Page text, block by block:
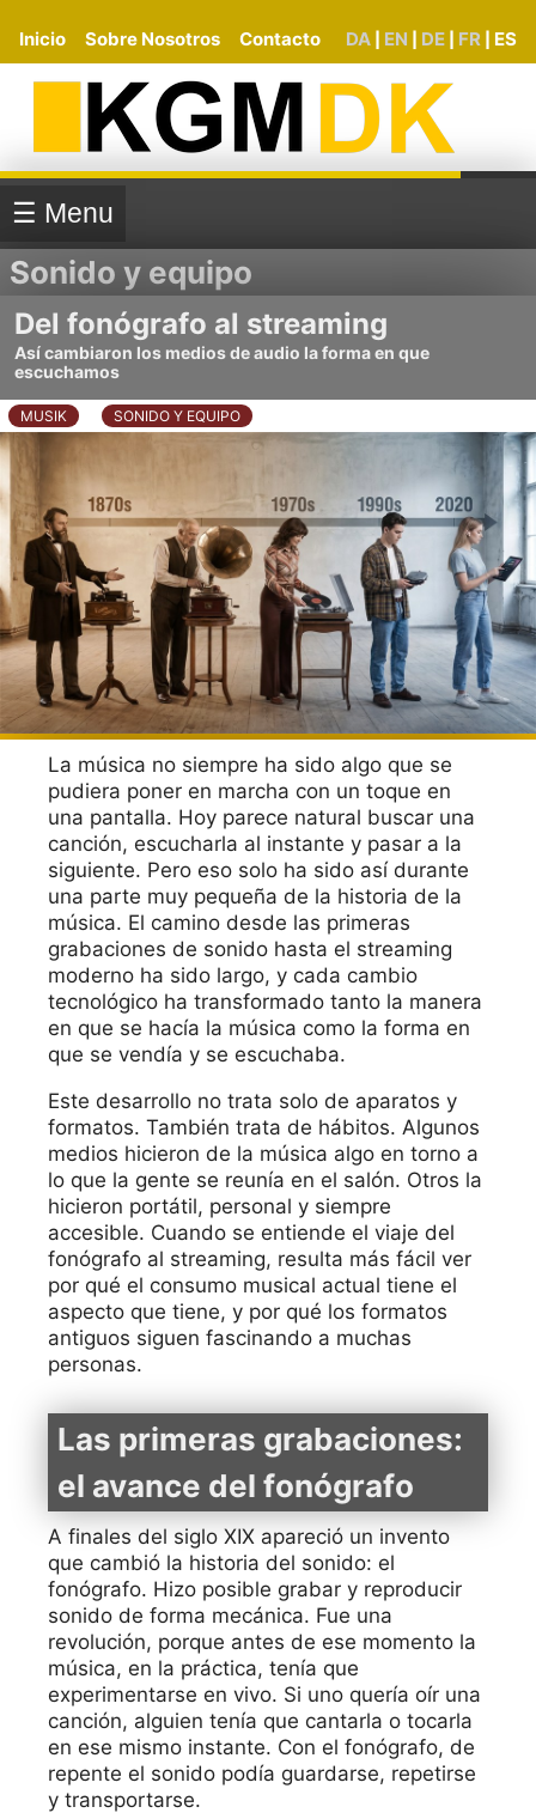
Inicio Sobre Nosotros Contacto DA EN DE FR ES
☰ Menu
Sonido y equipo
Del fonógrafo al streaming
Así cambiaron los medios de audio la forma en que
escuchamos
MUSIK SONIDO Y EQUIPO
La música no siempre ha sido algo que se
pudiera poner en marcha con un toque en
una pantalla. Hoy parece natural buscar una
canción, escucharla al instante y pasar a la
siguiente. Pero eso solo ha sido así durante
una parte muy pequeña de la historia de la
música. El camino desde las primeras
grabaciones de sonido hasta el streaming
moderno ha sido largo, y cada cambio
tecnológico ha transformado tanto la manera
en que se hacía la música como la forma en
que se vendía y se escuchaba.
Este desarrollo no trata solo de aparatos y
formatos. También trata de hábitos. Algunos
medios hicieron de la música algo en torno a
lo que la gente se reunía en el salón. Otros la
hicieron portátil, personal y siempre
accesible. Cuando se entiende el viaje del
fonógrafo al streaming, resulta más fácil ver
por qué el consumo musical actual tiene el
aspecto que tiene, y por qué los formatos
antiguos siguen fascinando a muchas
personas.
Las primeras grabaciones:
el avance del fonógrafo
A finales del siglo XIX apareció un invento
que cambió la historia del sonido: el
fonógrafo. Hizo posible grabar y reproducir
sonido de forma mecánica. Fue una
revolución, porque antes de ese momento la
música, en la práctica, tenía que
experimentarse en vivo. Si uno quería oír una
canción, alguien tenía que cantarla o tocarla
en ese mismo instante. Con el fonógrafo, de
repente el sonido podía guardarse, repetirse
y transportarse.